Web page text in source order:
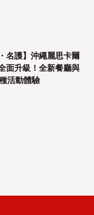
名護】沖繩麗思卡爾
面升級！全新餐廳與
活動體驗